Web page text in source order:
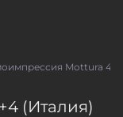
Mottura
(Италия)